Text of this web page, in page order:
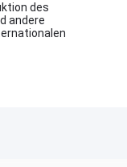
des
andere